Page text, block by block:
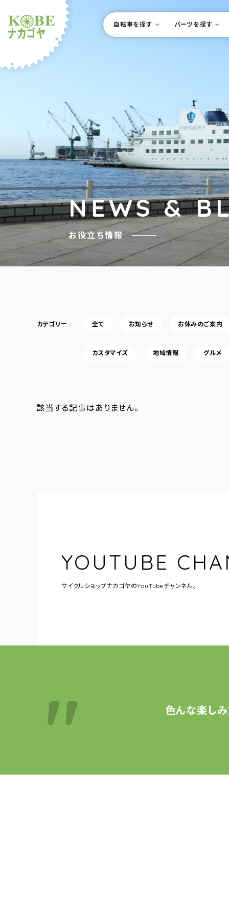
サイト内メニュー
本文までスキップ
自転車を探す パーツを探す
NEWS &
お役立ち情報
カテゴリー 全て お知らせ お休みのご案内
カスタマイズ 地域情報 グルメ
該当する記事はありません。
YOUTUBE
サイクルショップナカゴヤのYouTubeチャンネル。
色んな楽し